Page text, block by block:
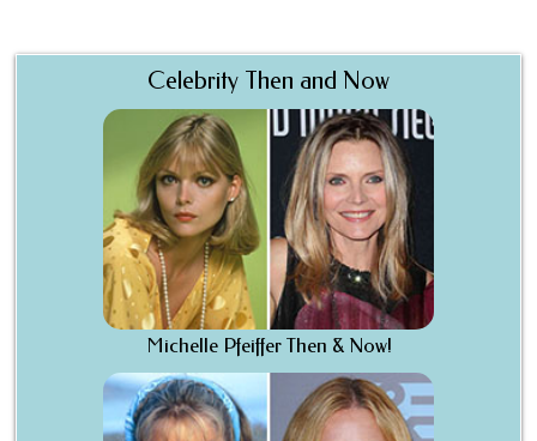
Celebrity Then and Now
Michelle Pfeiffer Then & Now!